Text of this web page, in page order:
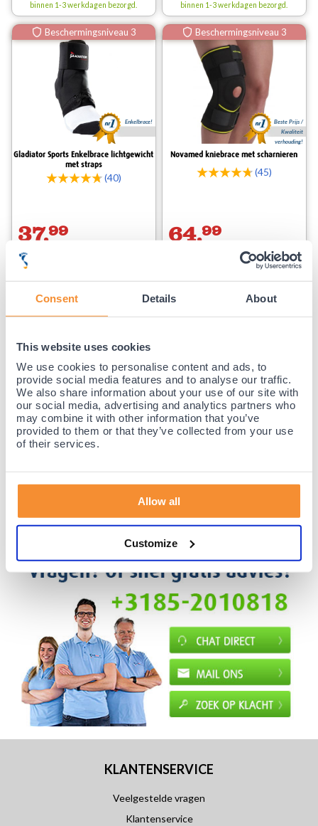
Consent Details About
This website uses cookies
We use cookies to personalise content and ads, to
provide social media features and to analyse our traffic.
We also share information about your use of our site with
our social media, advertising and analytics partners who
may combine it with other information that you’ve
provided to them or that they’ve collected from your use
of their services.
Allow all
Customize
binnen 1-3 werkdagen bezorgd.
binnen 1-3 werkdagen bezorgd.
Beschermingsniveau 3
Enkelbrace!
Gladiator Sports Enkelbrace lichtgewicht
met straps
(40)
37,99
Beschermingsniveau 3
Beste Prijs /
Kwaliteit
verhouding!
Novamed kniebrace met scharnieren
(45)
64,99
Voor 23:59 besteld,
binnen 1-3 werkdagengratisbezorgd.
Hardloopbracekopen? Dan bent u bij Podobrace aan het
verschillende braces voor hardlopen. Kijk hieronder snel
verder en maak je keuze!
lees hier verder…
35 jaar medische ervaring!
Nr.1 in Benelux en Duitsland!
Voor 21:30 besteld, morgen thuis!
Gratis retourneren en 14 dagen uitproberen!
Achteraf betalen mogelijk! Nergens goedkoper!
KLANTENSERVICE
Veelgestelde vragen
Klantenservice